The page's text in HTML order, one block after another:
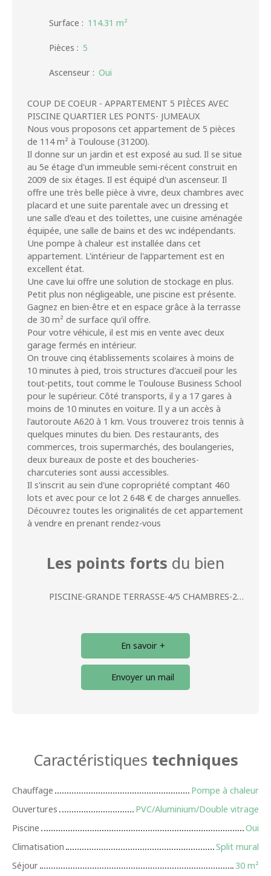
Surface : 114.31 m²
Pièces : 5
Ascenseur : Oui
COUP DE COEUR - APPARTEMENT 5 PIÈCES AVEC
PISCINE QUARTIER LES PONTS- JUMEAUX
Nous vous proposons cet appartement de 5 pièces
de 114 m² à Toulouse (31200).
Il donne sur un jardin et est exposé au sud. Il se situe
au 5e étage d'un immeuble semi-récent construit en
2009 de six étages. Il est équipé d'un ascenseur. Il
offre une très belle pièce à vivre, deux chambres avec
placard et une suite parentale avec un dressing et
une salle d'eau et des toilettes, une cuisine aménagée
équipée, une salle de bains et des wc indépendants.
Une pompe à chaleur est installée dans cet
appartement. L'intérieur de l'appartement est en
excellent état.
Une cave lui offre une solution de stockage en plus.
Petit plus non négligeable, une piscine est présente.
Gagnez en bien-être et en espace grâce à la terrasse
de 30 m² de surface qu'il offre.
Pour votre véhicule, il est mis en vente avec deux
garage fermés en intérieur.
On trouve cinq établissements scolaires à moins de
10 minutes à pied, trois structures d'accueil pour les
tout-petits, tout comme le Toulouse Business School
pour le supérieur. Côté transports, il y a 17 gares à
moins de 10 minutes en voiture. Il y a un accès à
l'autoroute A620 à 1 km. Vous trouverez trois tennis à
quelques minutes du bien. Des restaurants, des
commerces, trois supermarchés, des boulangeries,
deux bureaux de poste et des boucheries-
charcuteries sont aussi accessibles.
Il s'inscrit au sein d'une copropriété comptant 460
lots et avec pour ce lot 2 648 € de charges annuelles.
Découvrez toutes les originalités de cet appartement
à vendre en prenant rendez-vous
Les points forts du bien
PISCINE-GRANDE TERRASSE-4/5 CHAMBRES-2 BOX
En savoir +
Envoyer un mail
Caractéristiques techniques
Chauffage
Pompe à chaleur
Ouvertures
PVC/Aluminium/Double vitrage
Piscine
Oui
Climatisation
Split mural
Séjour
30 m²